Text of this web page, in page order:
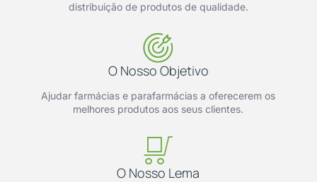
distribuição de produtos de qualidade.
O Nosso Objetivo
Ajudar farmácias e parafarmácias a oferecerem os
melhores produtos aos seus clientes.
O Nosso Lema